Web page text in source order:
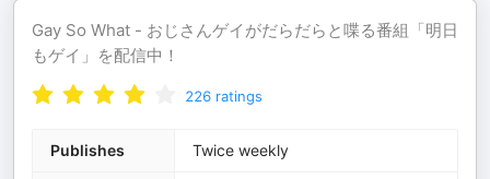
Gay So What - おじさんゲイがだらだらと喋る番組「明日
もゲイ」を配信中！
226 ratings
Publishes Twice weekly